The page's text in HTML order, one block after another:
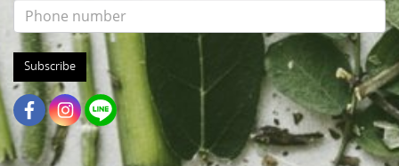
Subscribe